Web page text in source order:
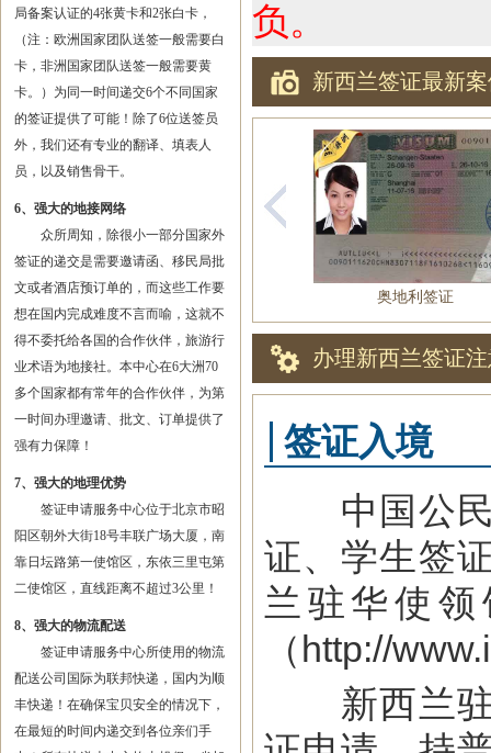
局备案认证的4张黄卡和2张白卡，
（注：欧洲国家团队送签一般需要白
卡，非洲国家团队送签一般需要黄
卡。）为同一时间递交6个不同国家
的签证提供了可能！除了6位送签员
外，我们还有专业的翻译、填表人
员，以及销售骨干。
6、强大的地接网络
众所周知，除很小一部分国家外
签证的递交是需要邀请函、移民局批
文或者酒店预订单的，而这些工作要
想在国内完成难度不言而喻，这就不
得不委托给各国的合作伙伴，旅游行
业术语为地接社。本中心在6大洲70
多个国家都有常年的合作伙伴，为第
一时间办理邀请、批文、订单提供了
强有力保障！
7、强大的地理优势
签证申请服务中心位于北京市昭
阳区朝外大街18号丰联广场大厦，南
靠日坛路第一使馆区，东依三里屯第
二使馆区，直线距离不超过3公里！
8、强大的物流配送
签证申请服务中心所使用的物流
配送公司国际为联邦快递，国内为顺
丰快递！在确保宝贝安全的情况下，
在最短的时间内递交到各位亲们手
负。
新西兰签证最新
奥地利签证
办理新西兰签证
签证入境
中国公民
证、学生签
兰驻华使
（http://
新西兰驻